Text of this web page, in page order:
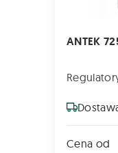
ANTEK
Cena od